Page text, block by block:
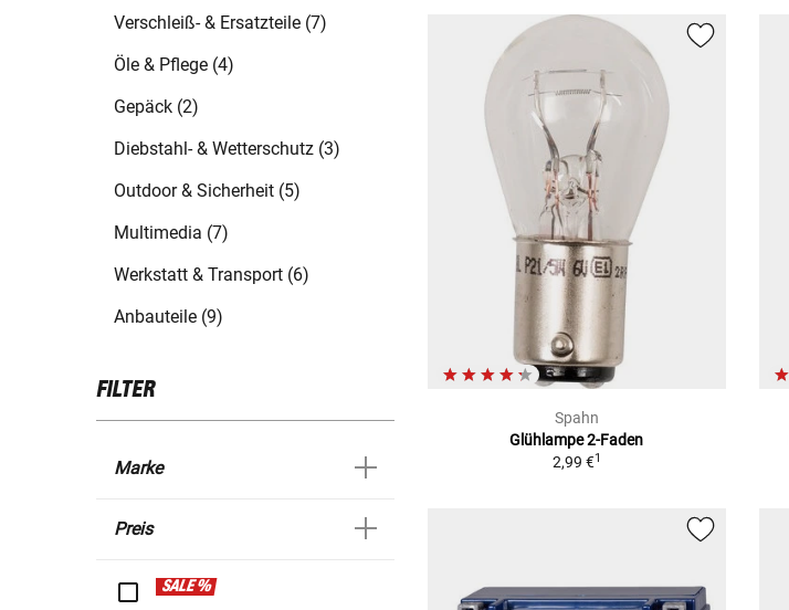
Verschleiß- & Ersatzteile (7)
Öle & Pflege (4)
Gepäck (2)
Diebstahl- & Wetterschutz (3)
Outdoor & Sicherheit (5)
Multimedia (7)
Werkstatt & Transport (6)
Anbauteile (9)
FILTER
Marke
Preis
SALE %
Spahn
Glühlampe 2-Faden
2,99 €1